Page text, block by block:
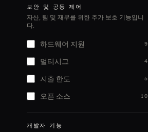
보안 및 공동 제어
자산, 팀 및 재무를 위한 추가 보호 기능입니
다.
하드웨어 지원 9
멀티시그 4
지출 한도 5
오픈 소스 10
개발자 기능